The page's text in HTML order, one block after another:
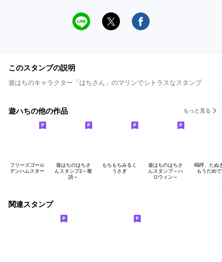
このスタンプの説明
遊はちのキャラクター「はちさん」のマリンでシトラスなスタンプ
遊ハちの他の作品 もっと見る
フリーズゴール
デンハムスター
遊はちのはちさ
んスタンプ2～敬
語～
もちもちみるく
うさぎ
遊はちのはちさ
んスタンプ～ハ
ロウィン～
嗚呼、たぬ
もうだめ
関連スタンプ